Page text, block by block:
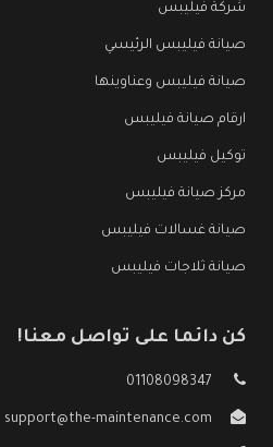
شركة فيليبس
صيانة فيليبس الرئيسي
صيانة فيليبس وعناوينها
ارقام صيانة فيليبس
توكيل فيليبس
مركز صيانة فيليبس
صيانة غسالات فيليبس
صيانة ثلاجات فيليبس
كن دائما على تواصل معنا!
01108098347
support@the-maintenance.com